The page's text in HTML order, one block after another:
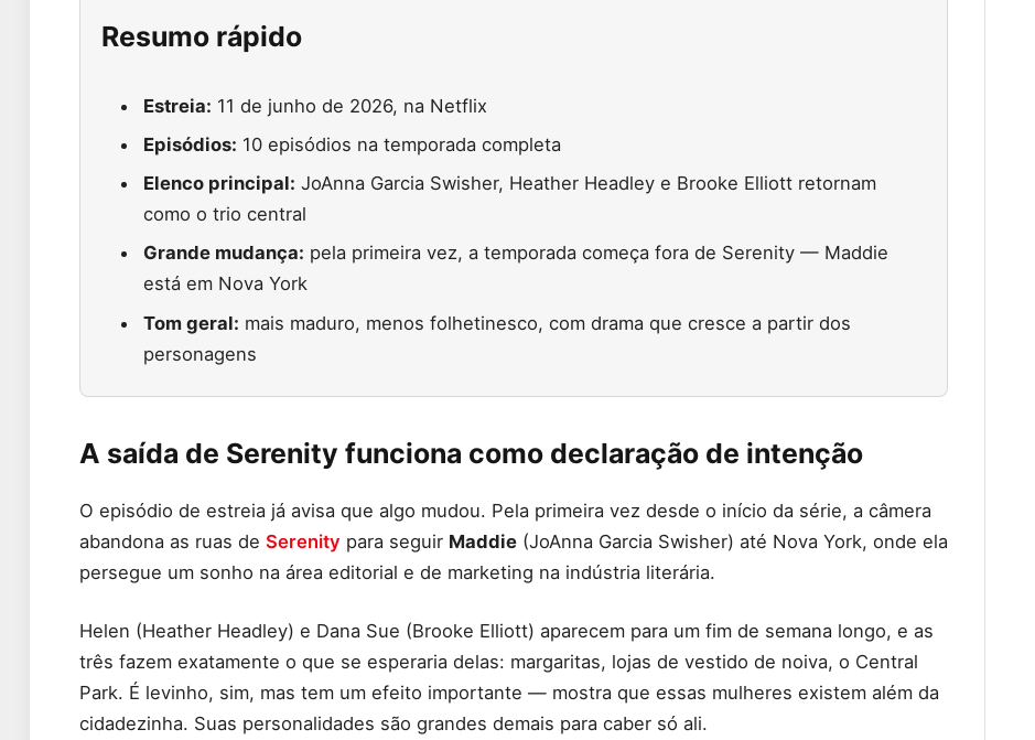
Resumo rápido
Estreia: 11 de junho de 2026, na Netflix
Episódios: 10 episódios na temporada completa
Elenco principal: JoAnna Garcia Swisher, Heather Headley e Brooke Elliott retornam
como o trio central
Grande mudança: pela primeira vez, a temporada começa fora de Serenity — Maddie
está em Nova York
Tom geral: mais maduro, menos folhetinesco, com drama que cresce a partir dos
personagens
A saída de Serenity funciona como declaração de intenção
O episódio de estreia já avisa que algo mudou. Pela primeira vez desde o início da série, a câmera
abandona as ruas de Serenity para seguir Maddie (JoAnna Garcia Swisher) até Nova York, onde ela
persegue um sonho na área editorial e de marketing na indústria literária.
Helen (Heather Headley) e Dana Sue (Brooke Elliott) aparecem para um fim de semana longo, e as
três fazem exatamente o que se esperaria delas: margaritas, lojas de vestido de noiva, o Central
Park. É levinho, sim, mas tem um efeito importante — mostra que essas mulheres existem além da
cidadezinha. Suas personalidades são grandes demais para caber só ali.